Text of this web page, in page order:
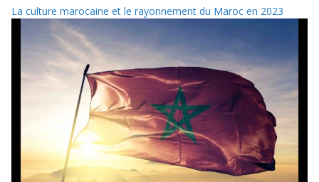
La culture marocaine et le rayonnement du Maroc en 2023